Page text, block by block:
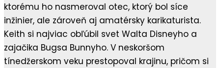
ktorému ho nasmeroval otec, ktorý bol síce
inžinier, ale zároveň aj amatérsky karikaturista.
Keith si najviac obľúbil svet Walta Disneyho a
zajačika Bugsa Bunnyho. V neskoršom
tínedžerskom veku prestopoval krajinu, pričom si